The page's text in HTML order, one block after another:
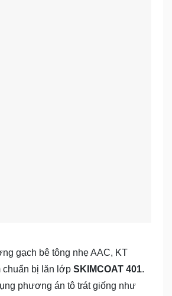
gạch bê tông nhẹ AAC, KT
chuẩn bị lăn lớp SKIMCOAT 401.
phương án tô trát giống như